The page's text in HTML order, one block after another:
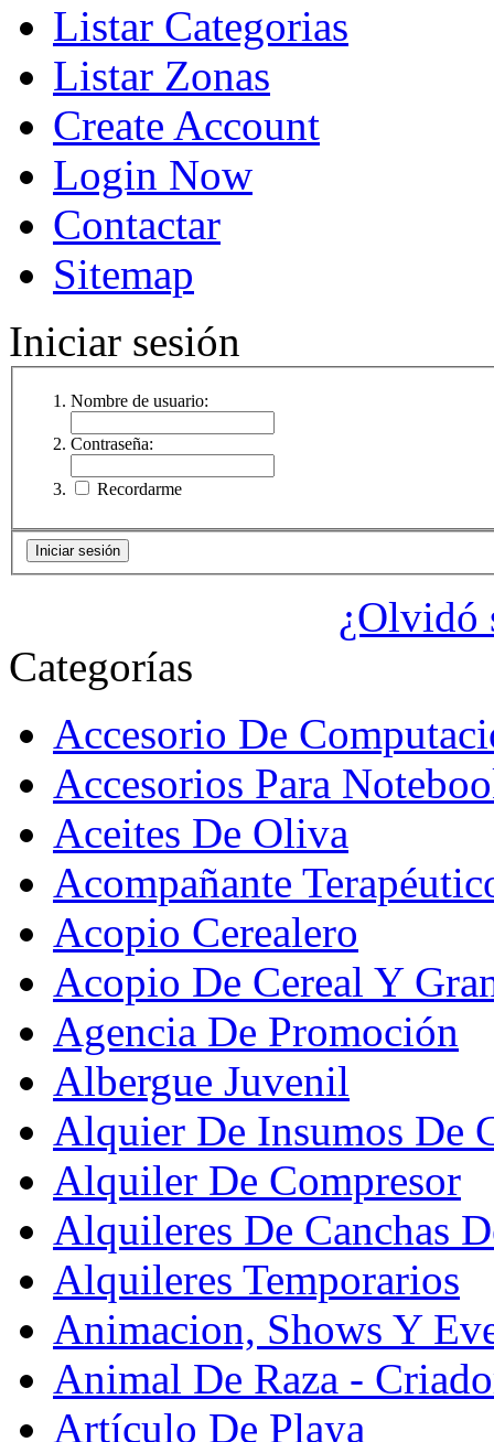
Listar Categorias
Listar Zonas
Create Account
Login Now
Contactar
Sitemap
Iniciar sesión
Nombre de usuario:
Contraseña:
Recordarme
¿Olvidó
Categorías
Accesorio De
Accesorios Para
Aceites De Oliva
Acompañante
Acopio Cerealero
Acopio De Cereal Y
Agencia De Promoción
Albergue Juvenil
Alquier De Insumos De
Alquiler De Compresor
Alquileres De Canchas
Alquileres Temporarios
Animacion, Shows Y
Animal De Raza -
Artículo De Playa